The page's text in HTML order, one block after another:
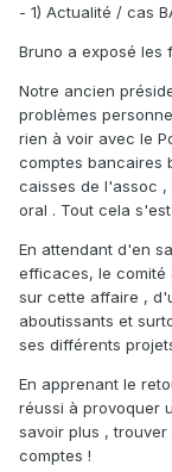
- 1) Actualité / cas
Bruno a exposé les
Notre ancien
problèmes
rien à voir avec le
comptes bancaires
caisses de l'assoc ,
oral . Tout cela
En attendant d'en
efficaces, le comité
sur cette affaire ,
aboutissants et
ses différents
En apprenant le
réussi à provoquer
savoir plus ,
comptes !